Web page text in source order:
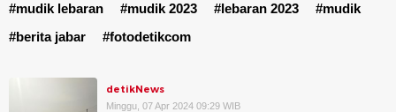
#mudik lebaran #mudik 2023 #lebaran 2023
#mudik
#berita jabar
#fotodetikcom
detikNews
Minggu, 07 Apr 2024 09:29 WIB